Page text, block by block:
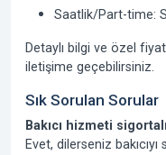
Saatlik/Part-time:
Detaylı bilgi ve özel
iletişime geçebilirsiniz.
Sık Sorulan Sorular
Bakıcı hizmeti
Evet, dilerseniz